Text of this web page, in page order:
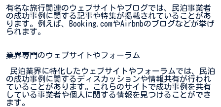
有名な旅行関連のウェブサイトやブログでは、民泊事業者
の成功事例に関する記事や特集が掲載されていることがあ
ります。例えば、Booking.comやAirbnbのブログなどが挙げ
られます。
業界専門のウェブサイトやフォーラム
民泊業界に特化したウェブサイトやフォーラムでは、民泊
の成功事例に関するディスカッションや情報共有が行われ
ていることがあります。これらのサイトで成功事例を共有
している事業者や個人に関する情報を見つけることができ
ます。